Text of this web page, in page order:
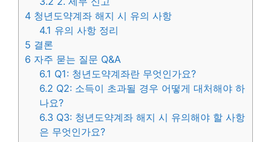
4 청년도약계좌 해지 시 유의 사항
4.1 유의 사항 정리
5 결론
6 자주 묻는 질문 Q&A
6.1 Q1: 청년도약계좌란 무엇인가요?
6.2 Q2: 소득이 초과될 경우 어떻게 대처해야 하
나요?
6.3 Q3: 청년도약계좌 해지 시 유의해야 할 사항
은 무엇인가요?